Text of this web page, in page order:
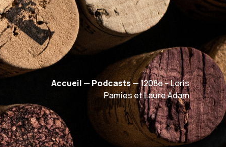
Accueil — Podcasts—1208e – Loris
Pamies et Laure Adam